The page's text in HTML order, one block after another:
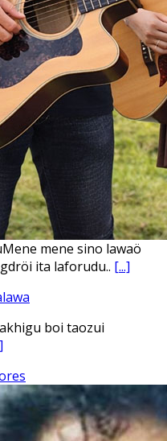
ba desa’aUhalo ube’e
Halawa Vocal Rendi Gulo